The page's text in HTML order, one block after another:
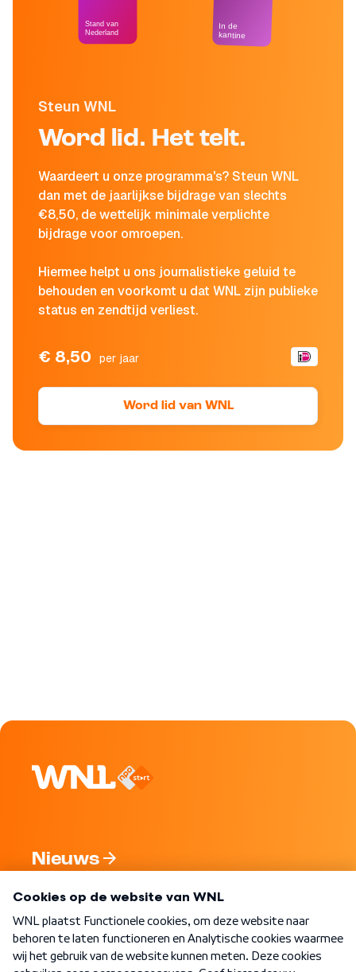
Steun WNL
Word lid. Het telt.
Waardeert u onze programma's? Steun WNL
dan met de jaarlijkse bijdrage van slechts
€8,50, de wettelijk minimale verplichte
bijdrage voor omroepen.
Hiermee helpt u ons journalistieke geluid te
behouden en voorkomt u dat WNL zijn publieke
status en zendtijd verliest.
€ 8,50 per jaar
Word lid van WNL
Stand van
Nederland
In de
kantine
Nieuws
Nieuwsbrief
Word Lid